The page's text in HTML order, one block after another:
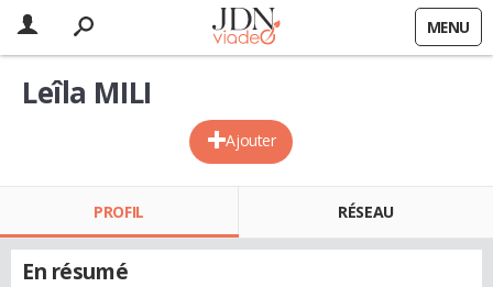
MENU
Ajouter
Leîla MILI
PROFIL RÉSEAU
En résumé